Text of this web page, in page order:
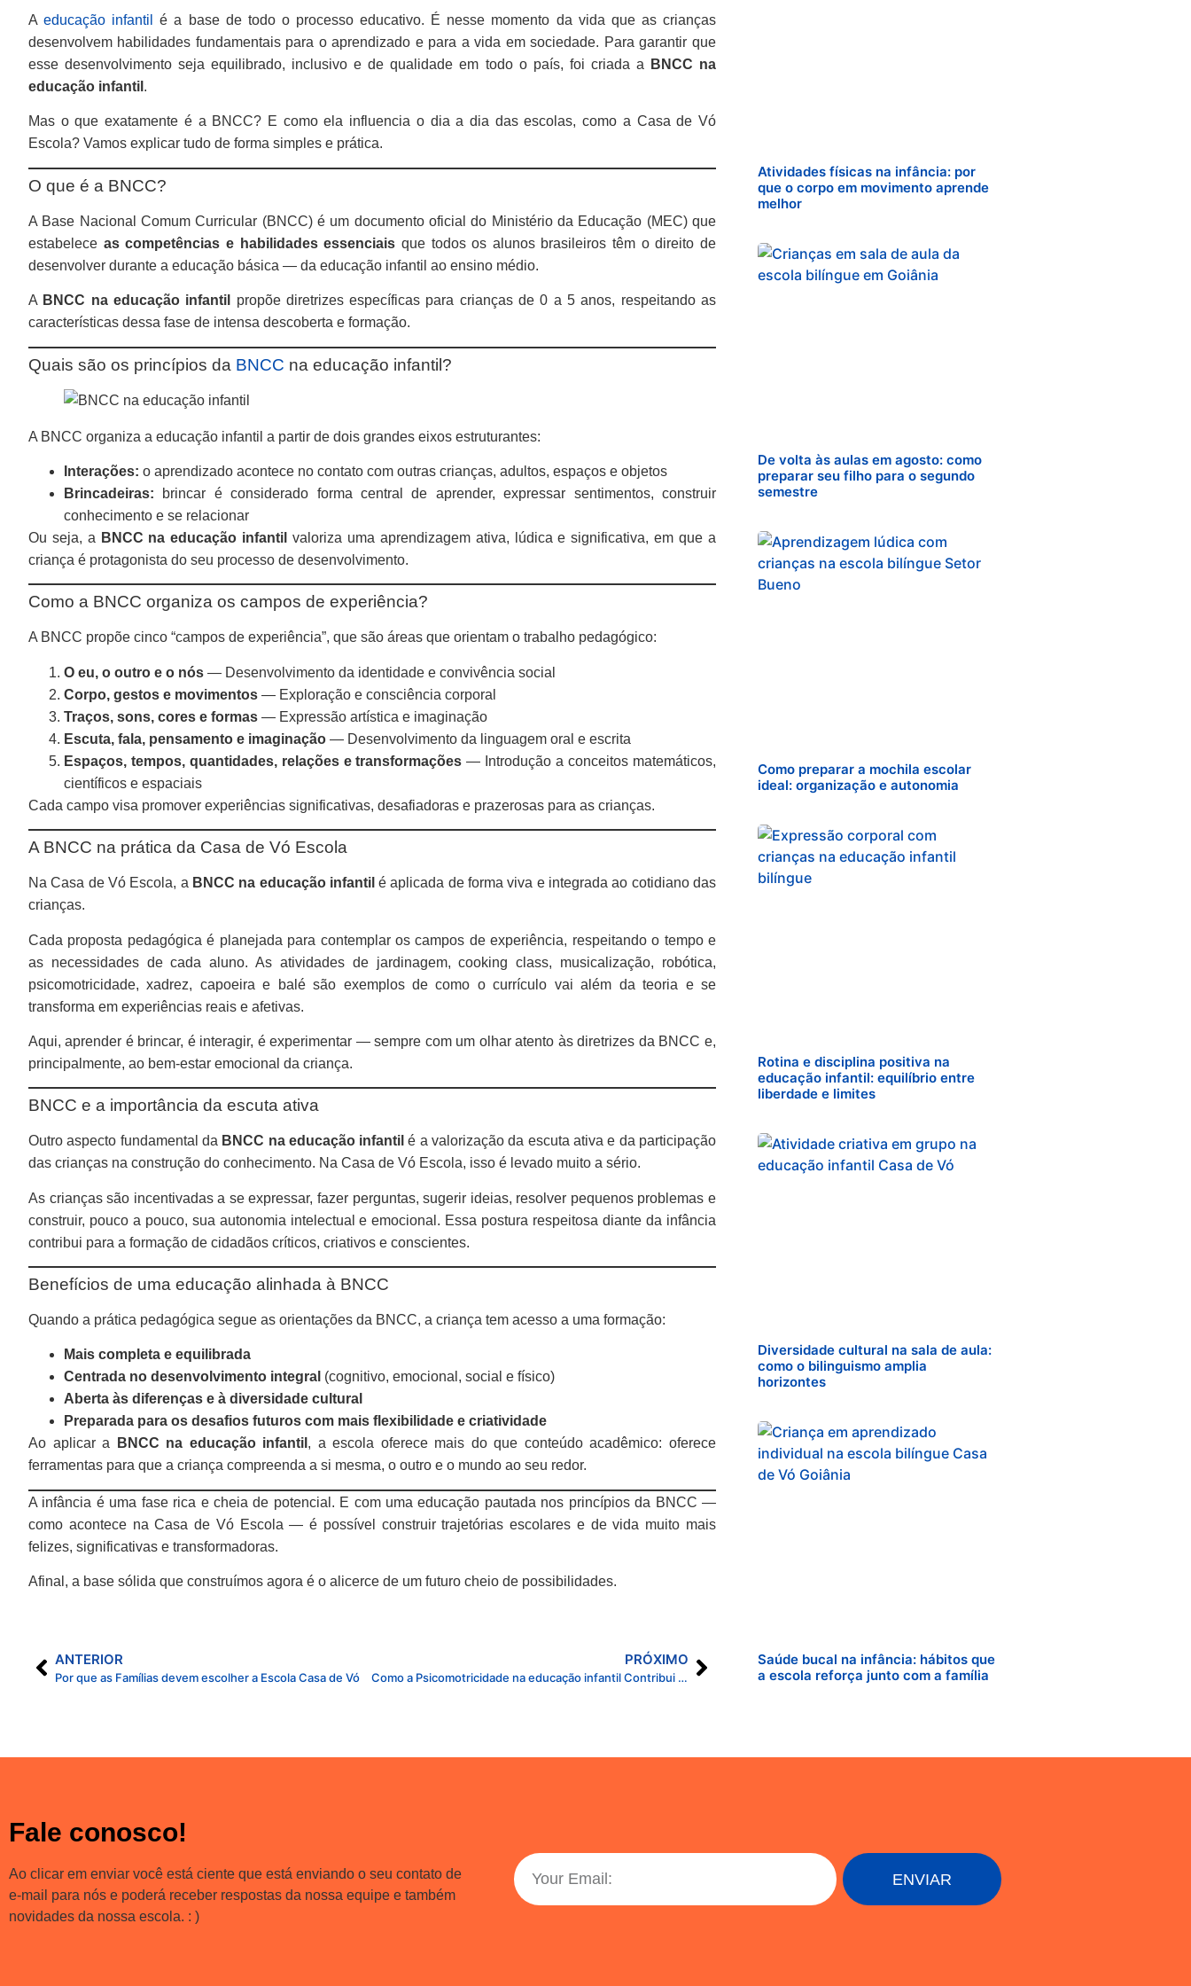
Aeducação infantil
é a base de todo o processo educativo. É nesse momento da vida que as crianças
desenvolvem habilidades fundamentais para o aprendizado e para a vida em sociedade. Para garantir que
esse desenvolvimento seja equilibrado, inclusivo e de qualidade em todo o país, foi criada a
BNCC na
educação infantil .
Mas o que exatamente é a BNCC? E como ela influencia o dia a dia das escolas, como a Casa de Vó
Escola? Vamos explicar tudo de forma simples e prática.
O que é a BNCC?
A Base Nacional Comum Curricular (BNCC) é um documento oficial do Ministério da Educação (MEC) que
estabelece as competências e habilidades essenciais que todos os alunos brasileiros têm o direito de
desenvolver durante a educação básica — da educação infantil ao ensino médio.
A BNCC na educação infantil
propõe diretrizes específicas para crianças de 0 a 5 anos, respeitando as
características dessa fase de intensa descoberta e formação.
Quais são os princípios da BNCC na educação infantil?
A BNCC organiza a educação infantil a partir de dois grandes eixos estruturantes:
Interações: o aprendizado acontece no contato com outras crianças, adultos, espaços e objetos
Brincadeiras: brincar é considerado forma central de aprender, expressar sentimentos, construir
conhecimento e se relacionar
Ou seja, a BNCC na educação infantil valoriza uma aprendizagem ativa, lúdica e significativa, em que a
criança é protagonista do seu processo de desenvolvimento.
Como a BNCC organiza os campos de experiência?
A BNCC propõe cinco “campos de experiência”, que são áreas que orientam o trabalho pedagógico:
O eu, o outro e o nós — Desenvolvimento da identidade e convivência social
Corpo, gestos e movimentos — Exploração e consciência corporal
Traços, sons, cores e formas — Expressão artística e imaginação
Escuta, fala, pensamento e imaginação — Desenvolvimento da linguagem oral e escrita
Espaços, tempos, quantidades, relações e transformações — Introdução a conceitos matemáticos,
científicos e espaciais
Cada campo visa promover experiências significativas, desafiadoras e prazerosas para as crianças.
A BNCC na prática da Casa de Vó Escola
Na Casa de Vó Escola, a BNCC na educação infantil é aplicada de forma viva e integrada ao cotidiano das
crianças.
Cada proposta pedagógica é planejada para contemplar os campos de experiência, respeitando o tempo e
as necessidades de cada aluno. As atividades de jardinagem, cooking class, musicalização, robótica,
psicomotricidade, xadrez, capoeira e balé são exemplos de como o currículo vai além da teoria e se
transforma em experiências reais e afetivas.
Aqui, aprender é brincar, é interagir, é experimentar — sempre com um olhar atento às diretrizes da BNCC e,
principalmente, ao bem-estar emocional da criança.
BNCC e a importância da escuta ativa
Outro aspecto fundamental da BNCC na educação infantil é a valorização da escuta ativa e da participação
das crianças na construção do conhecimento. Na Casa de Vó Escola, isso é levado muito a sério.
As crianças são incentivadas a se expressar, fazer perguntas, sugerir ideias, resolver pequenos problemas e
construir, pouco a pouco, sua autonomia intelectual e emocional. Essa postura respeitosa diante da infância
contribui para a formação de cidadãos críticos, criativos e conscientes.
Benefícios de uma educação alinhada à BNCC
Quando a prática pedagógica segue as orientações da BNCC, a criança tem acesso a uma formação:
Mais completa e equilibrada
Centrada no desenvolvimento integral (cognitivo, emocional, social e físico)
Aberta às diferenças e à diversidade cultural
Preparada para os desafios futuros com mais flexibilidade e criatividade
Ao aplicar a
BNCC na educação infantil , a escola oferece mais do que conteúdo acadêmico: oferece
ferramentas para que a criança compreenda a si mesma, o outro e o mundo ao seu redor.
A infância é uma fase rica e cheia de potencial. E com uma educação pautada nos princípios da BNCC —
como acontece na Casa de Vó Escola — é possível construir trajetórias escolares e de vida muito mais
felizes, significativas e transformadoras.
Afinal, a base sólida que construímos agora é o alicerce de um futuro cheio de possibilidades.
ANTERIOR
Por que as Famílias devem escolher a Escola Casa de Vó
PRÓXIMO
Como a Psicomotricidade na educação infantil Contribui para o Desenvolvimento das Crianças
Atividades físicas na infância: por
que o corpo em movimento aprende
melhor
De volta às aulas em agosto: como
preparar seu filho para o segundo
semestre
Como preparar a mochila escolar
ideal: organização e autonomia
Rotina e disciplina positiva na
educação infantil: equilíbrio entre
liberdade e limites
Diversidade cultural na sala de aula:
como o bilinguismo amplia
horizontes
Saúde bucal na infância: hábitos que
a escola reforça junto com a família
Fale conosco!
Ao clicar em enviar você está ciente que está enviando o seu contato de
e-mail para nós e poderá receber respostas da nossa equipe e também
novidades da nossa escola. : )
ENVIAR